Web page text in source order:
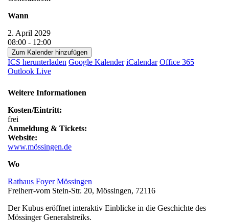
Wann
2. April 2029
08:00 - 12:00
Zum Kalender hinzufügen
ICS herunterladen Google Kalender iCalendar Office 365
Outlook Live
Weitere Informationen
Kosten/Eintritt:
frei
Anmeldung & Tickets:
Website:
www.mössingen.de
Wo
Rathaus Foyer Mössingen
Freiherr-vom Stein-Str. 20, Mössingen, 72116
Der Kubus eröffnet interaktiv Einblicke in die Geschichte des
Mössinger Generalstreiks.